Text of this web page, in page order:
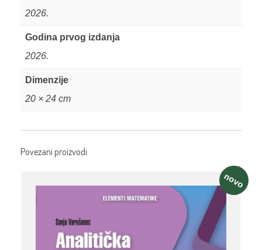
2026.
Godina prvog izdanja
2026.
Dimenzije
20 × 24 cm
Povezani proizvodi
novo